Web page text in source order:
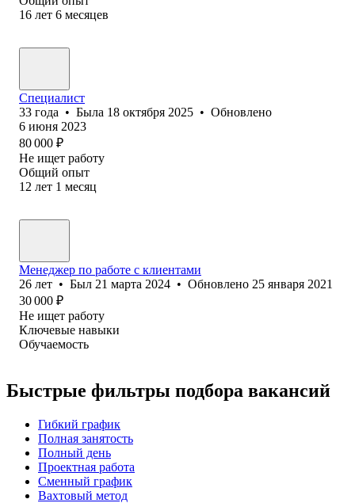
16 лет 6 месяцев
Специалист
33 года • Была 18 октября 2025 • Обновлено
6 июня 2023
80 000 ₽
Не ищет работу
Общий опыт
12 лет 1 месяц
Менеджер по работе с клиентами
26 лет • Был 21 марта 2024 • Обновлено 25 января 2021
30 000 ₽
Не ищет работу
Ключевые навыки
Обучаемость
Быстрые фильтры подбора вакансий
Гибкий график
Полная занятость
Полный день
Проектная работа
Сменный график
Вахтовый метод